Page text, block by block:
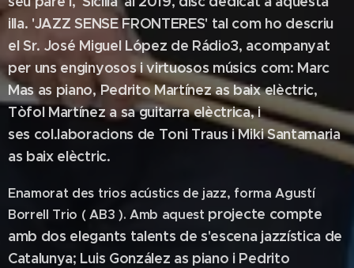
illa. 'JAZZ SENSE FRONTERES' tal com ho descriu
el Sr. José Miguel López de Rádio3, acompanyat
per uns enginyosos i virtuosos músics com: Marc
Mas as piano, Pedrito Martínez as baix elèctric,
Tòfol Martínez a sa guitarra elèctrica, i
ses col.laboracions de Toni Traus i Miki Santamaria
as baix elèctric.
Enamorat des trios acústics de jazz, forma Agustí
Borrell Trio ( AB3 ). Amb aquest projecte compte
amb dos elegants talents de s'escena jazzística de
Catalunya; Luis González as piano i Pedrito